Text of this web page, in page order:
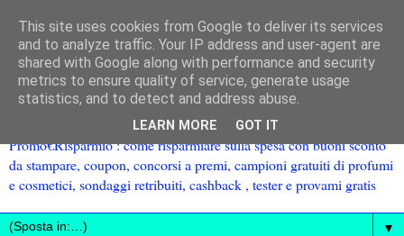
Promo€Risparmio : come risparmiare sulla spesa con buoni sconto
da stampare, coupon, concorsi a premi, campioni gratuiti di profumi
e cosmetici, sondaggi retribuiti, cashback , tester e provami gratis
▼
This site uses cookies from Google to deliver its services
and to analyze traffic. Your IP address and user-agent are
shared with Google along with performance and security
metrics to ensure quality of service, generate usage
statistics, and to detect and address abuse.
LEARN MORE GOT IT